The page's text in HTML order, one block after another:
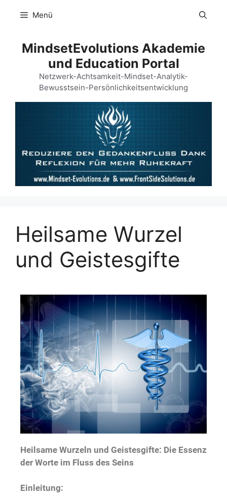
Menü
MindsetEvolutions Akademie
und Education Portal
Netzwerk-Achtsamkeit-Mindset-Analytik-
Bewusstsein-Persönlichkeitsentwicklung
Heilsame Wurzel
und Geistesgifte
Heilsame Wurzeln und Geistesgifte: Die Essenz
der Worte im Fluss des Seins
Einleitung: